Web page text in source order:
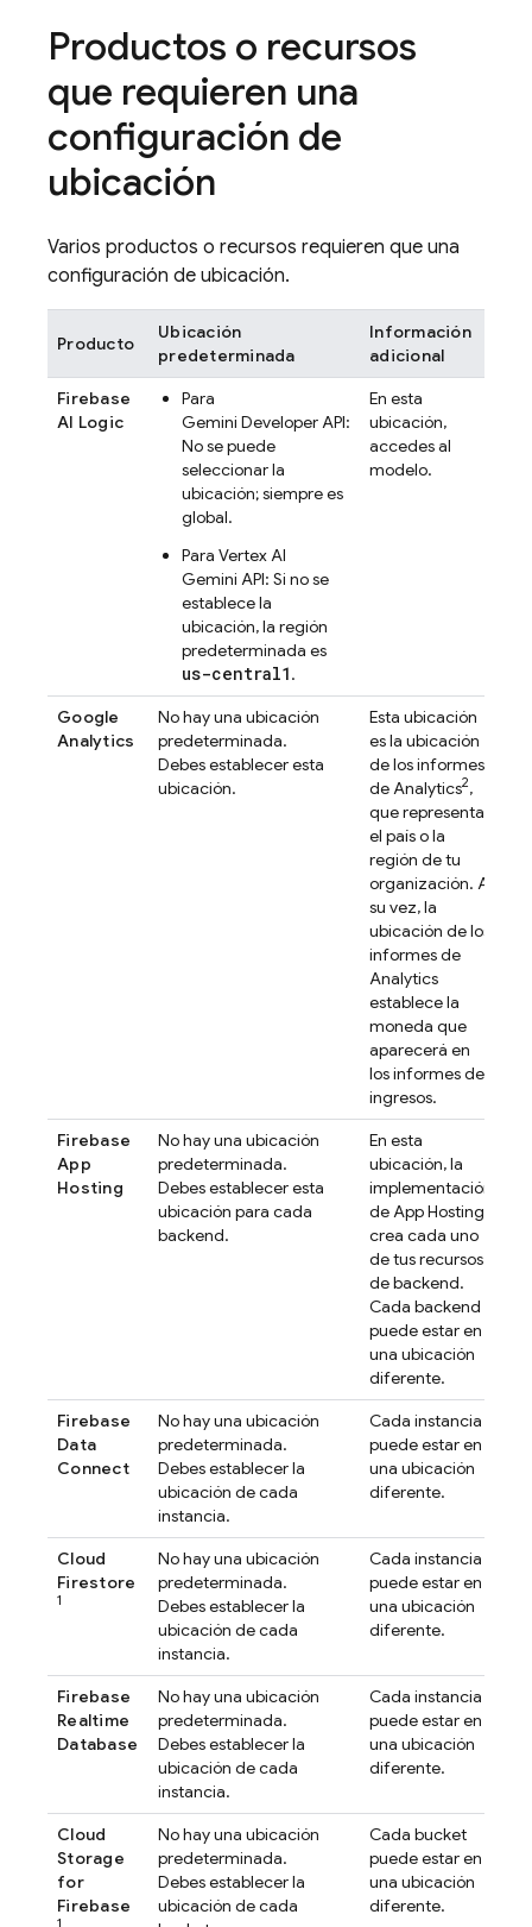
Productos o recursos
que requieren una
configuración de
ubicación
Varios productos o recursos requieren que una
configuración de ubicación.
Producto
Ubicación
predeterminada
Información
adicional
Firebase
AI Logic
Para
Gemini Developer API:
No se puede
seleccionar la
ubicación; siempre es
global.
Para Vertex AI
Gemini API: Si no se
establece la
ubicación, la región
predeterminada es
us-central1.
En esta
ubicación,
accedes al
modelo.
Google
Analytics
No hay una ubicación
predeterminada.
Debes establecer esta
ubicación.
Esta ubicación
es la ubicación
de los informes
deAnalytics2,
que representa
el país o la
región de tu
organización. A
su vez, la
ubicación de los
informes de
Analytics
establece la
moneda que
aparecerá en
los informes de
ingresos.
Firebase
App
Hosting
No hay una ubicación
predeterminada.
Debes establecer esta
ubicación para cada
backend.
En esta
ubicación, la
implementación
deApp Hosting
crea cada uno
de tus recursos
de backend.
Cada backend
puede estar en
una ubicación
diferente.
Firebase
Data
Connect
No hay una ubicación
predeterminada.
Debes establecer la
ubicación de cada
instancia.
Cada instancia
puede estar en
una ubicación
diferente.
Cloud
Firestore
1
No hay una ubicación
predeterminada.
Debes establecer la
ubicación de cada
instancia.
Cada instancia
puede estar en
una ubicación
diferente.
Firebase
Realtime
Database
No hay una ubicación
predeterminada.
Debes establecer la
ubicación de cada
instancia.
Cada instancia
puede estar en
una ubicación
diferente.
Cloud
Storage
for
Firebase
No hay una ubicación
predeterminada.
Debes establecer la
ubicación de cada
Cada bucket
puede estar en
una ubicación
diferente.